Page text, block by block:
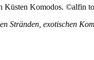
Küsten Komodos. ©alfin
Stränden, exotischen